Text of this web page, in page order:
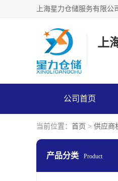
上
公司首页
当前位置： 首页 > 供应商
产品分类 Product